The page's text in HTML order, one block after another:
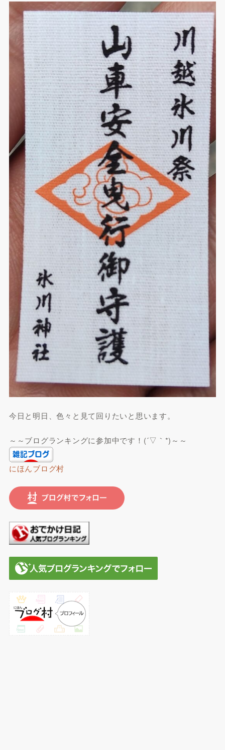
今日と明日、色々と見て回りたいと思います。
～～ブログランキングに参加中です！(´▽｀*)～～
にほんブログ村